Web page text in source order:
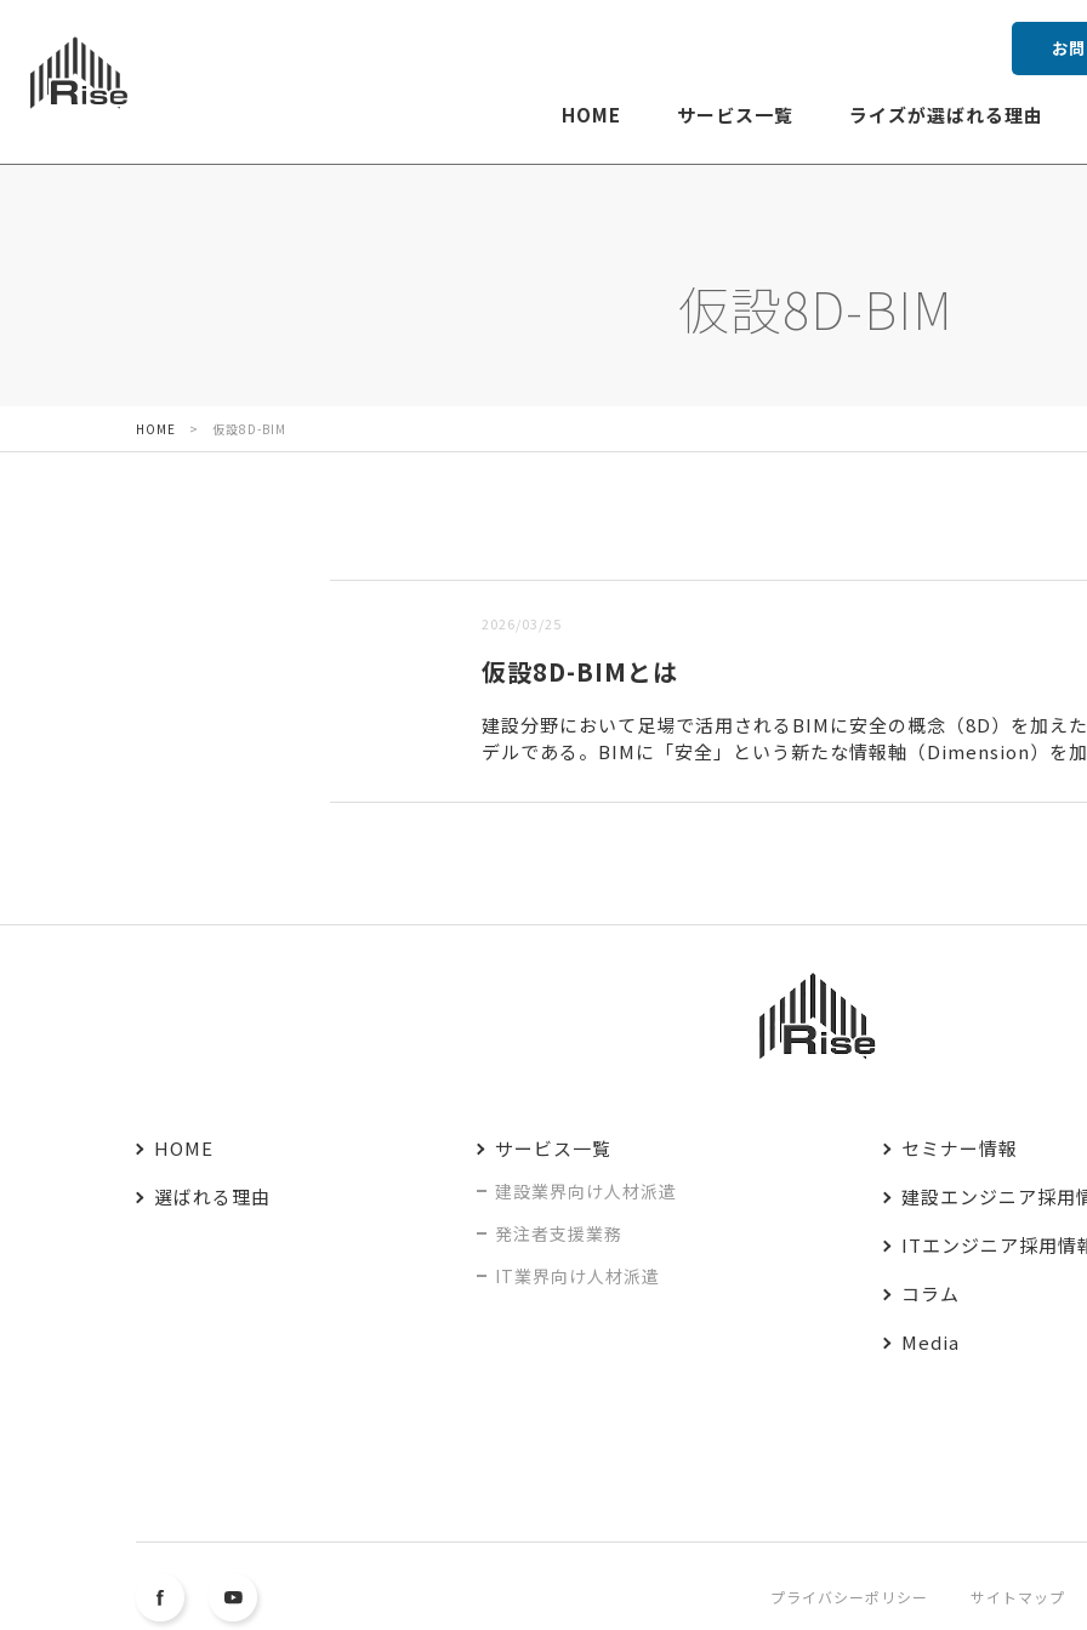
お
HOME サービス一覧 ライズが選ばれる理由
仮設8D-BIM
HOME > 仮設8D-BIM
2026/03/25
仮設8D-BIMとは
建設分野において足場で活用されるBIMに安全の概念（8D）を加え
デルである。BIMに「安全」という新たな情報軸（Dimension）を
HOME
選ばれる理由
サービス一覧
建設業界向け人材派遣
発注者支援業務
IT業界向け人材派遣
セミナー情報
建設エンジニア採用
ITエンジニア採用情
コラム
Media
プライバシーポリシー サイトマップ